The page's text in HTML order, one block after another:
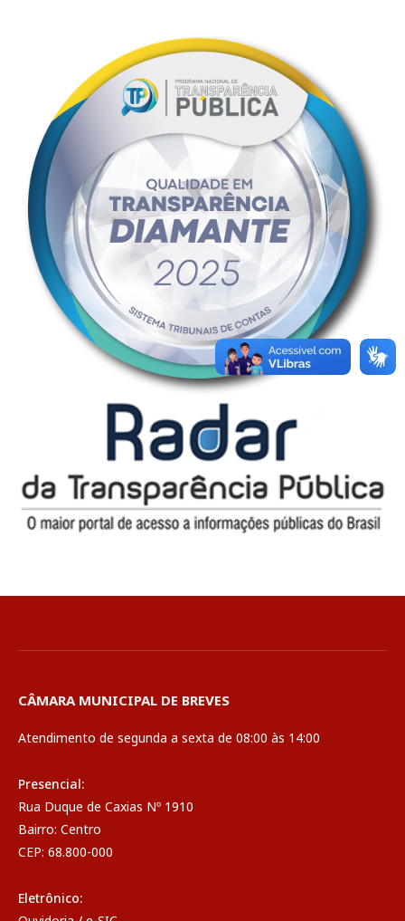
CÂMARA MUNICIPAL DE BREVES
Atendimento de segunda a sexta de 08:00 às 14:00
Presencial:
Rua Duque de Caxias Nº 1910
Bairro: Centro
CEP: 68.800-000
Eletrônico: